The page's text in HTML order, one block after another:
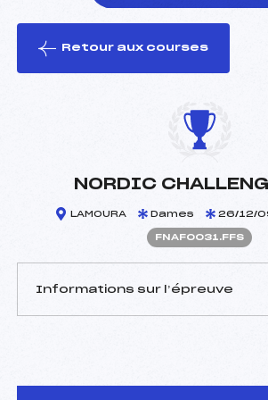
le ski
Retour aux courses
NORDIC
LAMOURA Dames 26/12/
FNAF0031.FFS
Informations sur l’épreuve
D.T Adjoint :